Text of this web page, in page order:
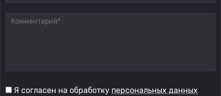
Я согласен на обработку персональных данных